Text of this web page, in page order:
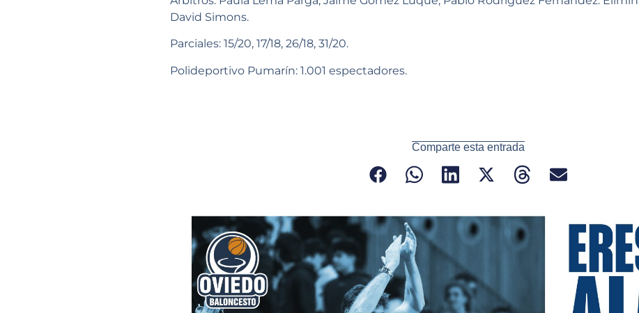
David Simons.
Parciales: 15/20, 17/18, 26/18, 31/20.
Polideportivo Pumarín: 1.001 espectadores.
Comparte esta entrada